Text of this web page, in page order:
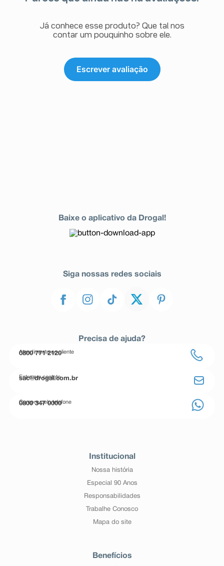
Já conhece esse produto? Que tal nos
contar um pouquinho sobre ele.
Escrever avaliação
Baixe o aplicativo da Drogal!
Siga nossas redes sociais
Precisa de ajuda?
Atendimento ao cliente
0800 771 2120
Entre em contato
sac@drogal.com.br
Compre pelo telefone
0800 347 0000
Institucional
Nossa história
Especial 90 Anos
Responsabilidades
Trabalhe Conosco
Mapa do site
Benefícios